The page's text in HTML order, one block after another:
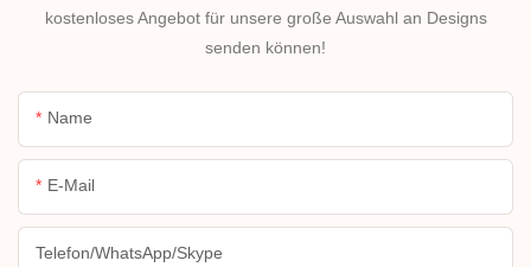
kostenloses Angebot für unsere große Auswahl an Designs
senden können!
Name
E-Mail
Telefon/WhatsApp/Skype